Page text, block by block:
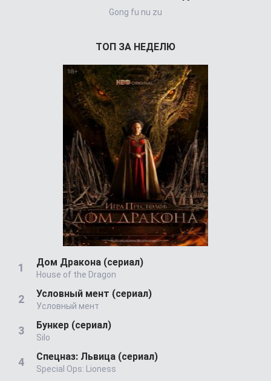
Gong fu nu zu
ТОП ЗА НЕДЕЛЮ
Дом Дракона (сериал)
House of the Dragon
Условный мент (сериал)
Условный мент
Бункер (сериал)
Silo
Спецназ: Львица (сериал)
Special Ops: Lioness